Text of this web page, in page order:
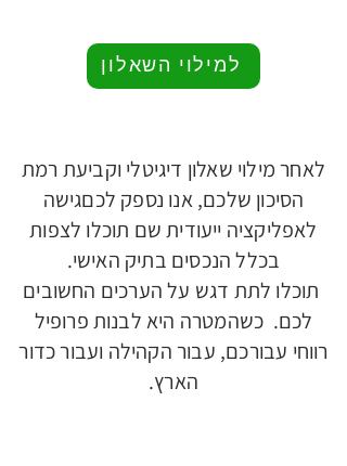
למילוי השאלון
לאחר מילוי שאלון דיגיטלי וקביעת רמת
הסיכון שלכם, אנו נספק לכםגישה
לאפליקציה ייעודית שם תוכלו לצפות
בכלל הנכסים בתיק האישי.
תוכלו לתת דגש על הערכים החשובים
לכם. כשהמטרה היא לבנות פרופיל
רווחי עבורכם, עבור הקהילה ועבור כדור
הארץ.